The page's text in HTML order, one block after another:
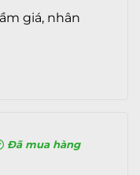
ảnh ấn tượng với
WMA9, WMA, AAC,
giá, nhân
Đã mua hàng